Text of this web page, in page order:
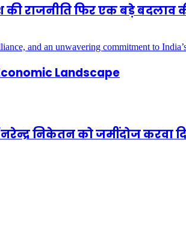
की राजनीति फिर एक बड़े बदलाव
Landscape
निकेतन को जमींदोज करवा